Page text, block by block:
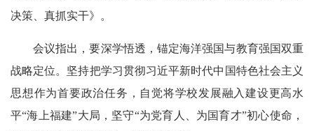
决策、真抓实干》。
会议指出，要深学悟透，锚定海洋强国与教育强国双重
战略定位。坚持把学习贯彻习近平新时代中国特色社会主义
思想作为首要政治任务，自觉将学校发展融入建设更高水
平“海上福建”大局，坚守“为党育人、为国育才”初心使命，